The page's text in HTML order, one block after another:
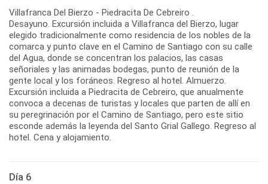
Villafranca Del Bierzo - Piedracita De Cebreiro .
Desayuno. Excursión incluida a Villafranca del Bierzo, lugar
elegido tradicionalmente como residencia de los nobles de la
comarca y punto clave en el Camino de Santiago con su calle
del Agua, donde se concentran los palacios, las casas
señoriales y las animadas bodegas, punto de reunión de la
gente local y los foráneos. Regreso al hotel. Almuerzo.
Excursión incluida a Piedracita de Cebreiro, que anualmente
convoca a decenas de turistas y locales que parten de allí en
su peregrinación por el Camino de Santiago, pero este sitio
esconde además la leyenda del Santo Grial Gallego. Regreso al
Día 6